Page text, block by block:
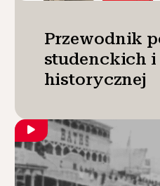
Przewodnik
studenckich
historycznej